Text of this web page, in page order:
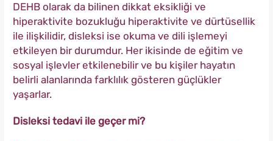
DEHB olarak da bilinen dikkat eksikliği ve
hiperaktivite bozukluğu hiperaktivite ve dürtüsellik
ile ilişkilidir, disleksi ise okuma ve dili işlemeyi
etkileyen bir durumdur. Her ikisinde de eğitim ve
sosyal işlevler etkilenebilir ve bu kişiler hayatın
belirli alanlarında farklılık gösteren güçlükler
yaşarlar.
Disleksi tedavi ile geçer mi?